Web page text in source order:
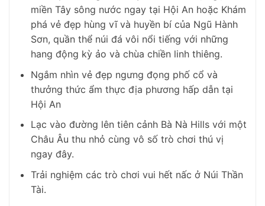
miền Tây sông nước ngay tại Hội An hoặc Khám
phá vẻ đẹp hùng vĩ và huyền bí của Ngũ Hành
Sơn, quần thể núi đá vôi nổi tiếng với những
hang động kỳ ảo và chùa chiền linh thiêng.
Ngắm nhìn vẻ đẹp ngưng đọng phố cổ và
thưởng thức ẩm thực địa phương hấp dẫn tại
Hội An
Lạc vào đường lên tiên cảnh Bà Nà Hills với một
Châu Âu thu nhỏ cùng vô số trò chơi thú vị
ngay đây.
Trải nghiệm các trò chơi vui hết nấc ở Núi Thần
Tài.